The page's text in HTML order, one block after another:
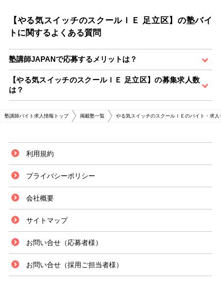
【やる気スイッチのスクールＩＥ 足立区】の塾バイ
トに関するよくある質問
塾講師JAPANで応募するメリットは？
【やる気スイッチのスクールＩＥ 足立区】の募集求人数
は？
塾講師バイト求人情報トップ 掲載塾一覧 やる気スイッチのスクールＩＥのバイト・求人
利用規約
プライバシーポリシー
会社概要
サイトマップ
お問い合せ（応募者様）
お問い合せ（採用ご担当者様）